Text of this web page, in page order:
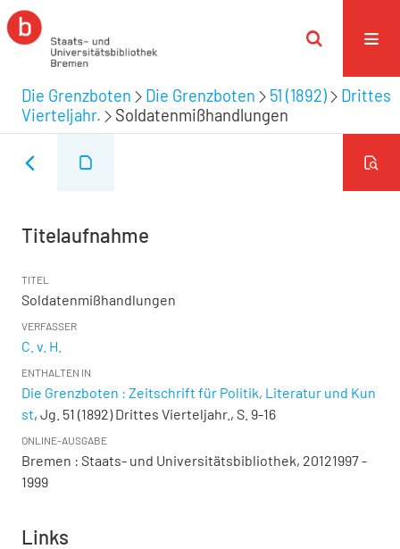
Die Grenzboten Die Grenzboten 51 (1892)
Drittes
Vierteljahr.
Soldatenmißhandlungen
Titelaufnahme
TITEL
Soldatenmißhandlungen
VERFASSER
C. v. H.
ENTHALTEN IN
Die Grenzboten : Zeitschrift für Politik, Literatur und Kun
st, Jg. 51 (1892) Drittes Vierteljahr., S. 9-16
ONLINE-AUSGABE
Bremen : Staats- und Universitätsbibliothek, 20121997 -
1999
Links